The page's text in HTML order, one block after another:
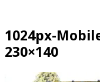
1024px-
230×140